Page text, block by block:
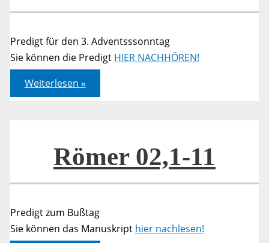
Predigt für den 3. Adventsssonntag
Sie können die Predigt HIER NACHHÖREN!
1.
Korinther
04,
Weiterlesen »
Römer 02,1-11
Predigt zum Bußtag
Sie können das Manuskript hier nachlesen!